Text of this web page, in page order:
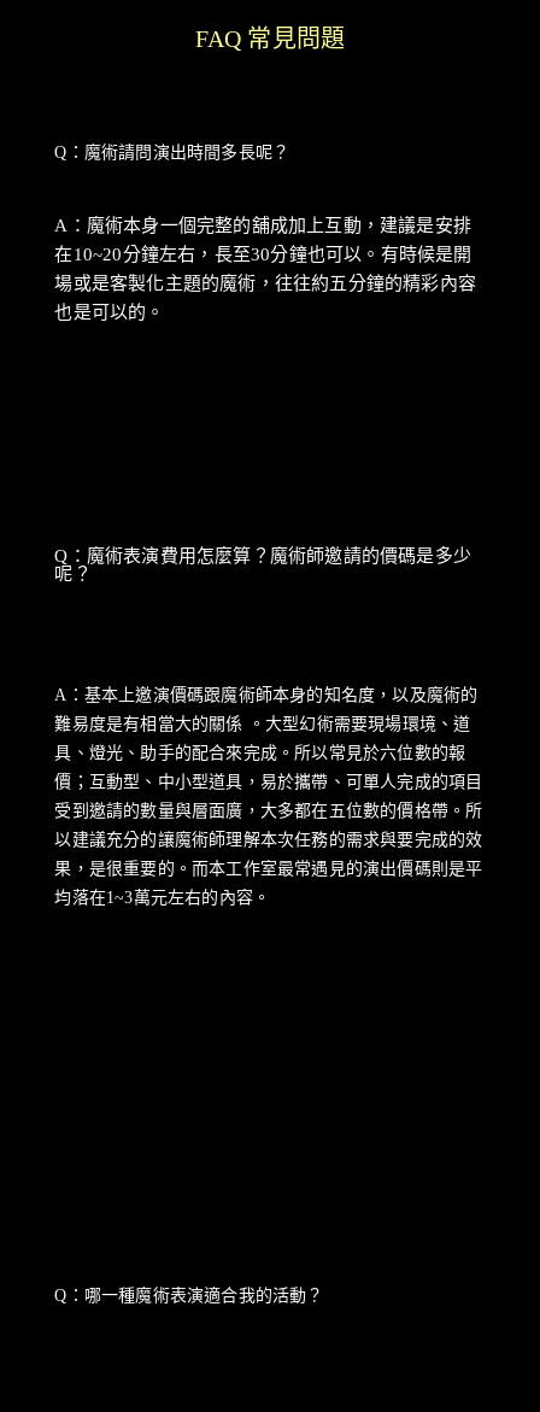
FAQ 常見問題
Q：魔術請問演出時間多長呢？
A：魔術本身一個完整的舖成加上互動，建議是安排
在10~20分鐘左右，長至30分鐘也可以。有時候是開
場或是客製化主題的魔術，往往約五分鐘的精彩內容
也是可以的。
Q：魔術表演費用怎麼算？魔術師邀請的價碼是多少
呢？
A：基本上邀演價碼跟魔術師本身的知名度，以及魔術的
難易度是有相當大的關係 。大型幻術需要現場環境、道
具、燈光、助手的配合來完成。所以常見於六位數的報
價；互動型、中小型道具，易於攜帶、可單人完成的項目
受到邀請的數量與層面廣，大多都在五位數的價格帶。所
以建議充分的讓魔術師理解本次任務的需求與要完成的效
果，是很重要的。而本工作室最常遇見的演出價碼則是平
均落在1~3萬元左右的內容。
Q：哪一種魔術表演適合我的活動？